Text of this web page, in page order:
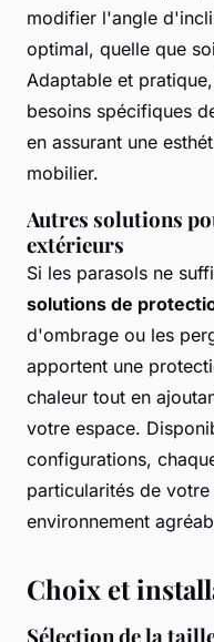
modifier l'angle
optimal, quelle que
Adaptable et
besoins spécifiques
en assurant une
mobilier.
Autres solutions
extérieurs
Si les parasols ne
solutions de
d'ombrage ou les
apportent une
chaleur tout en
votre espace.
configurations,
particularités de
environnement
Choix et
Sélection de la